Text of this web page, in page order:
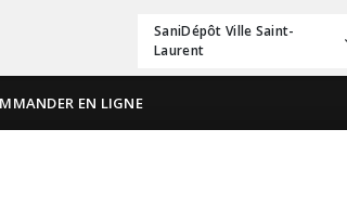
SaniDépôt Ville Saint-
Laurent
EN LIGNE